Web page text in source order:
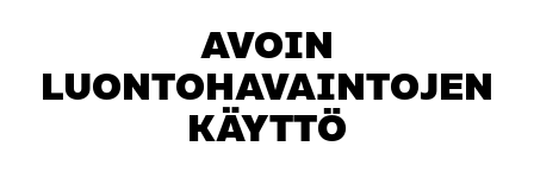
AVOIN
LUONTOHAVAINTOJEN
KÄYTTÖ